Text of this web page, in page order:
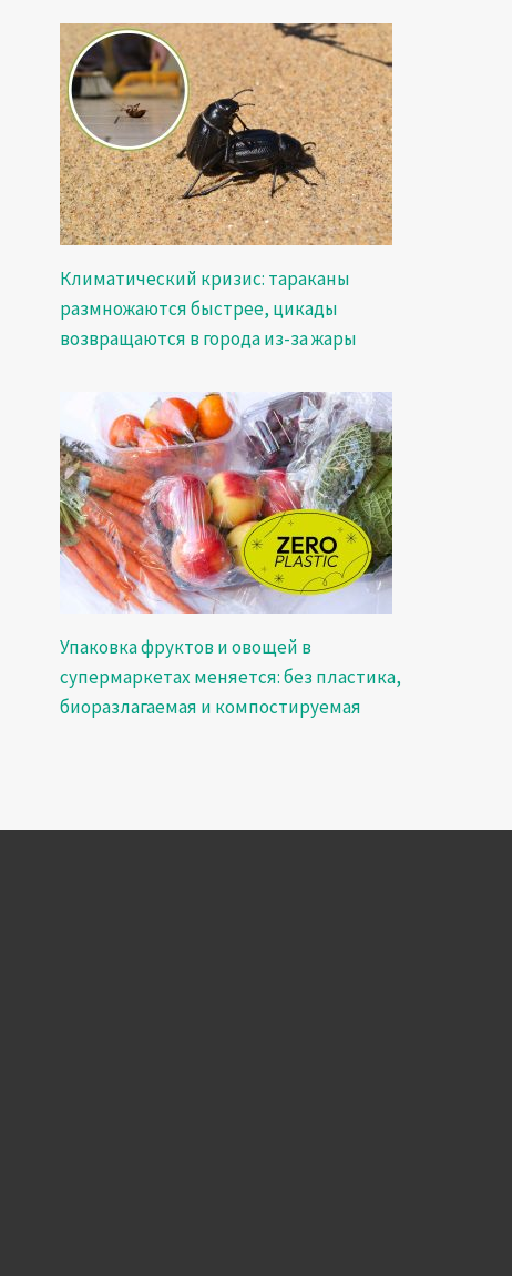
Климатический кризис: тараканы
размножаются быстрее, цикады
возвращаются в города из-за жары
Упаковка фруктов и овощей в
супермаркетах меняется: без пластика,
биоразлагаемая и компостируемая